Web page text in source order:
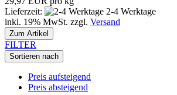
Lieferzeit:
2-4 Werktage
inkl. 19% MwSt. zzgl. Versand
Zum Artikel
FILTER
Sortieren nach
Preis aufsteigend
Preis absteigend